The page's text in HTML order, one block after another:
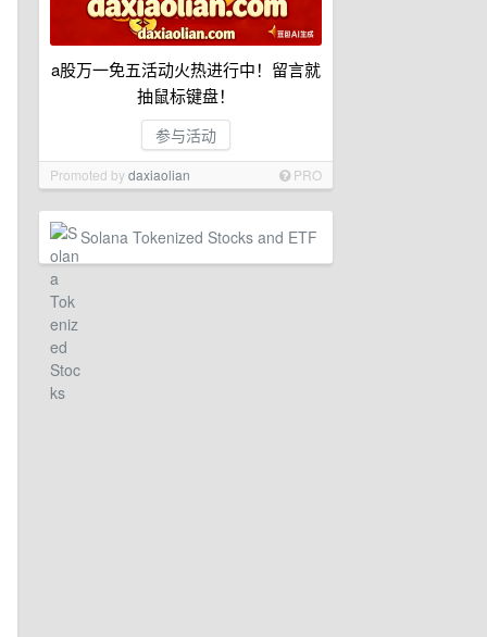
a股万一免五活动火热进行中！留言就
抽鼠标键盘！
参与活动
Promoted bydaxiaolian PRO
Solana Tokenized Stocks and ETF